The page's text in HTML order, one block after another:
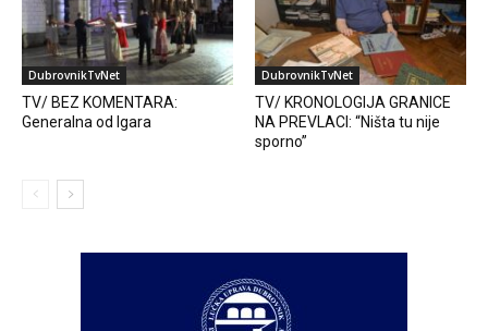
DubrovnikTvNet
TV/ BEZ KOMENTARA:
Generalna od Igara
DubrovnikTvNet
TV/ KRONOLOGIJA GRANICE
NA PREVLACI: “Ništa tu nije
sporno”